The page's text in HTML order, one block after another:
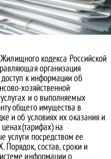
кодекса Российской
организация
к информации об
хозяйственной
и о выполняемых
общего имущества в
и об условиях их оказания и
на
услуги посредством ее
состав, сроки и
информации о